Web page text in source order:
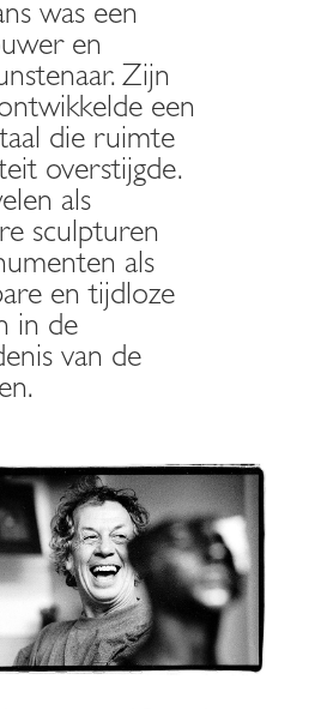
was een
en
Zijn
een
die ruimte
overstijgde.
als
sculpturen
als
en tijdloze
in de
van de